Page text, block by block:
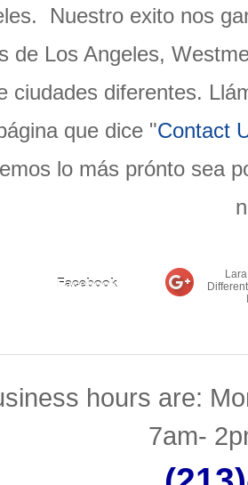
Nuestro exito nos
de Los Angeles,
ciudades diferentes.
que dice "Contact
lo más prónto sea
Facebook
hours are:
7am-